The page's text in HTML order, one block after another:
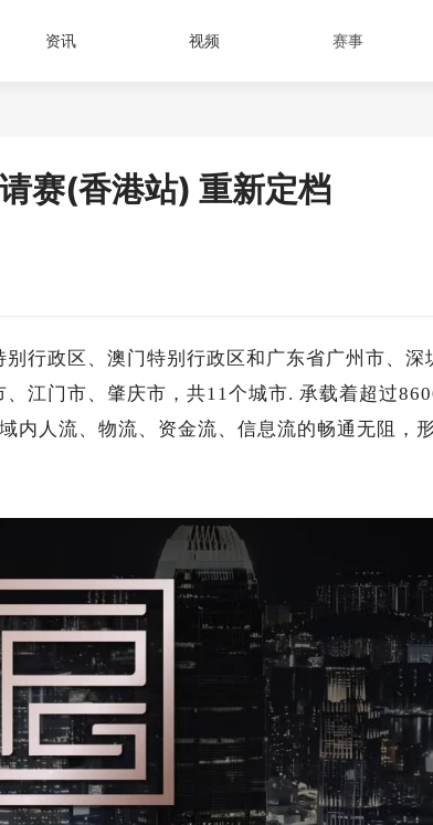
资讯 视频 赛事
赛(香港站) 重新定档
行政区、澳门特别行政区和广东省广州市、深
江门市、肇庆市，共11个城市. 承载着超过
内人流、物流、资金流、信息流的畅通无阻，